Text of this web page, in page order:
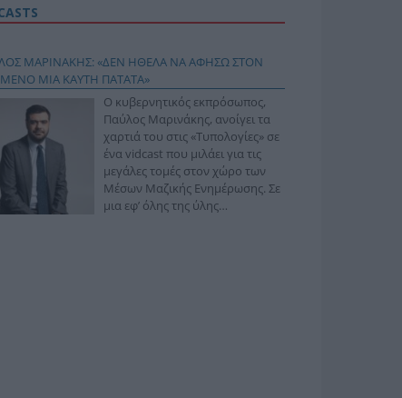
ΜΑΡΙΝΑΚΗΣ: «ΔΕΝ ΗΘΕΛΑ ΝΑ ΑΦΗΣΩ ΣΤΟΝ
ΜΙΑ ΚΑΥΤΗ ΠΑΤΑΤΑ»
Ο κυβερνητικός εκπρόσωπος,
Παύλος Μαρινάκης, ανοίγει τα
χαρτιά του στις «Τυπολογίες» σε
ένα vidcast που μιλάει για τις
μεγάλες τομές στον χώρο των
Μέσων Μαζικής Ενημέρωσης. Σε
μια εφ’ όλης της ύλης